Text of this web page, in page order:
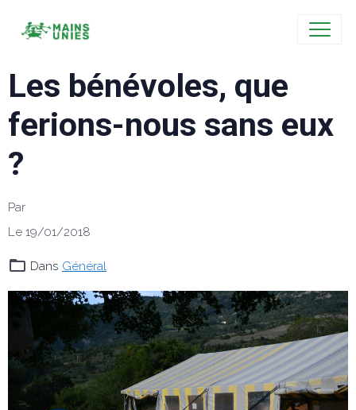
Les bénévoles, que
ferions-nous sans eux
?
Par
Le 19/01/2018
Dans Général